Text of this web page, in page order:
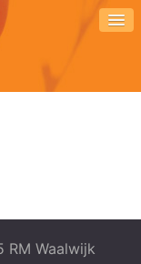
RM Waalwijk